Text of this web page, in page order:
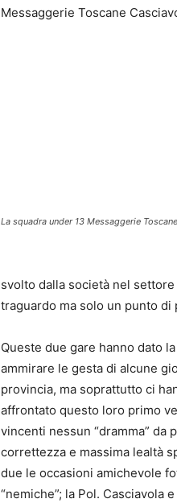
Messaggerie Toscane
La squadra under 13 Messaggerie Toscane
svolto dalla società nel
traguardo ma solo un punto
Queste due gare hanno dato
ammirare le gesta di alcune
provincia, ma soprattutto ci
affrontato questo loro primo
vincenti nessun “dramma”
correttezza e massima lealtà
due le occasioni amichevole
“nemiche”; la Pol. Casciavola